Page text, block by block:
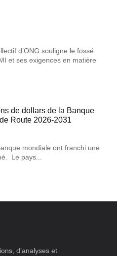
d’ONG souligne le fossé
et ses exigences en matière
de dollars de la Banque
Route 2026-2031
mondiale ont franchi une
Le pays...
d’analyses et